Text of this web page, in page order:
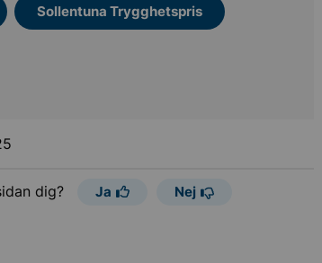
Sollentuna Trygghetspris
dig? Ja Nej